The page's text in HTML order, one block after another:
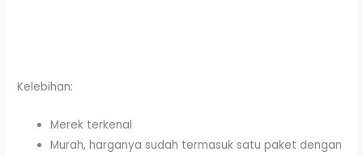
Kelebihan:
Merek terkenal
Murah, harganya sudah termasuk satu paket dengan